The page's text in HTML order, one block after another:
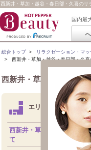
西新井・草加・越谷・春日部・久喜のリ
国内最
総合トップ> リラクゼーション・マ
>
西新井・草加・越谷・春日部・久
西新井・草加・越谷・春
エリアから探す
西新井・草加・越谷・春日
て